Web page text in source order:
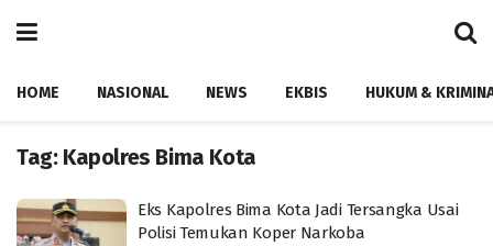
HOME NASIONAL NEWS EKBIS HUKUM &
Tag: Kapolres Bima Kota
Eks Kapolres Bima Kota Jadi Tersangka Usai
Polisi Temukan Koper Narkoba